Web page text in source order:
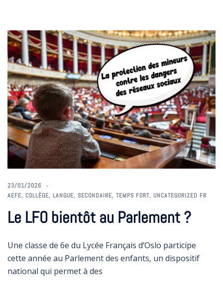
23/01/2026
AEFE, COLLÈGE, LANGUE, SECONDAIRE, TEMPS FORT, UNCATEGORIZED FR
Le LFO bientôt au Parlement ?
Une classe de 6e du Lycée Français d’Oslo participe
cette année au Parlement des enfants, un dispositif
national qui permet à des